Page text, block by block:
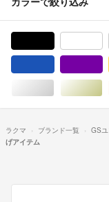
シルバー/銀
ラクマ ブランド一覧 GSユ
げアイテム